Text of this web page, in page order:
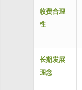
收费合理
性
长期发展
理念